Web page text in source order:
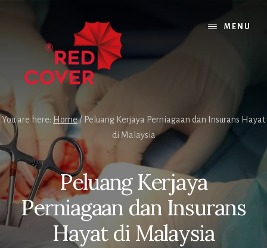
MENU
You are here: Home/ Peluang Kerjaya Perniagaan dan Insurans Hayat
di Malaysia
Peluang Kerjaya
Perniagaan dan Insurans
Hayat di Malaysia